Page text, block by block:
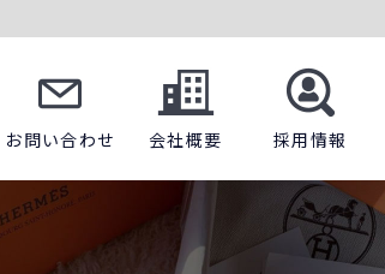
お問い合わせ 会社概要 採用情報